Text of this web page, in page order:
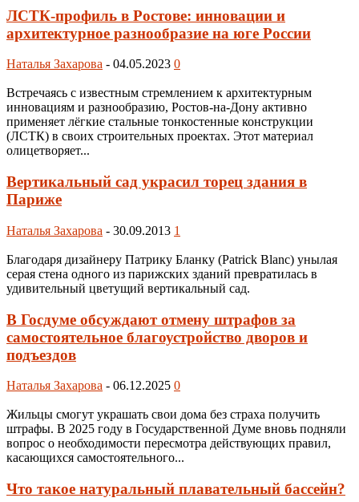
ЛСТК-профиль в Ростове: инновации и
архитектурное разнообразие на юге России
Наталья Захарова - 04.05.2023 0
Встречаясь с известным стремлением к архитектурным
инновациям и разнообразию, Ростов-на-Дону активно
применяет лёгкие стальные тонкостенные конструкции
(ЛСТК) в своих строительных проектах. Этот материал
олицетворяет...
Вертикальный сад украсил торец здания в
Париже
Наталья Захарова - 30.09.2013 1
Благодаря дизайнеру Патрику Бланку (Patrick Blanc) унылая
серая стена одного из парижских зданий превратилась в
удивительный цветущий вертикальный сад.
В Госдуме обсуждают отмену штрафов за
самостоятельное благоустройство дворов и
подъездов
Наталья Захарова - 06.12.2025 0
Жильцы смогут украшать свои дома без страха получить
штрафы. В 2025 году в Государственной Думе вновь подняли
вопрос о необходимости пересмотра действующих правил,
касающихся самостоятельного...
Что такое натуральный плавательный бассейн?